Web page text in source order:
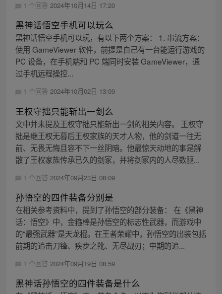
1 个回答 2024年10月14日 17:20
黑神话悟空手机可以玩么
黑神话悟空手机可以玩，有以下两个方案： 1. 串流方案：
使用 GameViewer 软件，前提是自己有一台能运行游戏的
PC 设备，在手机端和 PC 端同时安装 GameViewer，通
过手机远程操控...
1 个回答 2024年10月02日 13:09
王权守拙只能斩出一剑么
文中并未提及王权守拙只能斩出一剑的相关内容。 王权守
拙是继王权无暮后王权家族的天才人物，他的剑道一往无
前、无畏无悔且容不下一丝阴暗。他最惊天动地的事是解
散了王权家族传承已久的剑冢，并将剑冢内的人尽数驱...
1 个回答 2024年09月23日 08:09
孙悟空的四件装备分别是
在相关参考资料中，提到了孙悟空的部分装备： 在《黑神
话：悟空》中，金箍棒是孙悟空的标志性武器，而游戏中
的“最强武器”是天龙棍。在王者荣耀中，孙悟空的出装包括
前期的追击刀锋、疾步之靴、无尽战刃；中期的追...
1 个回答 2024年09月19日 08:59
黑神话孙悟空的四件装备是什么